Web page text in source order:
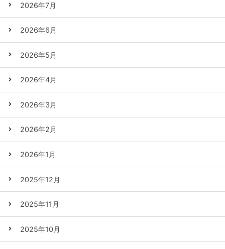
2026年7月
2026年6月
2026年5月
2026年4月
2026年3月
2026年2月
2026年1月
2025年12月
2025年11月
2025年10月